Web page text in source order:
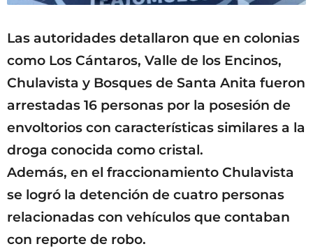
Las autoridades detallaron que en colonias
como Los Cántaros, Valle de los Encinos,
Chulavista y Bosques de Santa Anita fueron
arrestadas 16 personas por la posesión de
envoltorios con características similares a la
droga conocida como cristal.
Además, en el fraccionamiento Chulavista
se logró la detención de cuatro personas
relacionadas con vehículos que contaban
con reporte de robo.